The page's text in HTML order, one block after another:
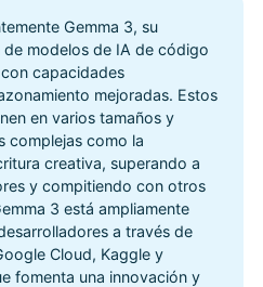
Gemma 3, su
modelos de IA de código
capacidades
mejoradas. Estos
en varios tamaños y
complejas como la
creativa, superando a
y compitiendo con otros
3 está ampliamente
a través de
Cloud, Kaggle y
fomenta una innovación y